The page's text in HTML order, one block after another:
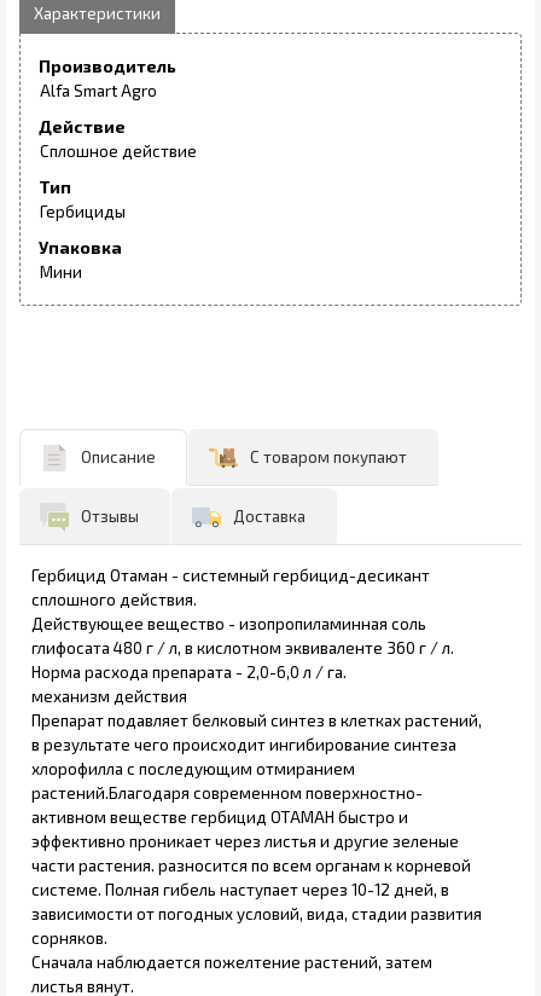
Производитель
Alfa Smart Agro
Действие
Сплошное действие
Тип
Гербициды
Упаковка
Мини
Описание С товаром покупают
Отзывы Доставка
Гербицид Отаман - системный гербицид-десикант
сплошного действия.
Действующее вещество - изопропиламинная соль
глифосата 480 г / л, в кислотном эквиваленте 360 г / л.
Норма расхода препарата - 2,0-6,0 л / га.
механизм действия
Препарат подавляет белковый синтез в клетках растений,
в результате чего происходит ингибирование синтеза
хлорофилла с последующим отмиранием
растений.Благодаря современном поверхностно-
активном веществе гербицид ОТАМАН быстро и
эффективно проникает через листья и другие зеленые
части растения. разносится по всем органам к корневой
системе. Полная гибель наступает через 10-12 дней, в
зависимости от погодных условий, вида, стадии развития
сорняков.
Сначала наблюдается пожелтение растений, затем
листья вянут.